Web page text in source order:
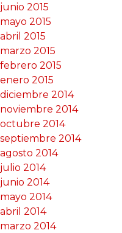
junio 2015
mayo 2015
abril 2015
marzo 2015
febrero 2015
enero 2015
diciembre 2014
noviembre 2014
octubre 2014
septiembre 2014
agosto 2014
julio 2014
junio 2014
mayo 2014
abril 2014
marzo 2014